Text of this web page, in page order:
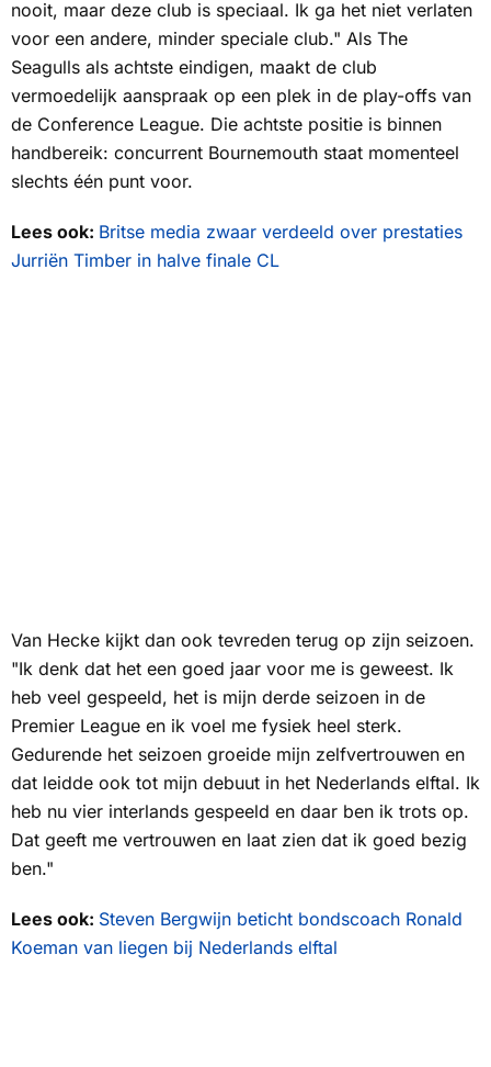
nooit, maar deze club is speciaal. Ik ga het niet verlaten
voor een andere, minder speciale club." Als The
Seagulls als achtste eindigen, maakt de club
vermoedelijk aanspraak op een plek in de play-offs van
de Conference League. Die achtste positie is binnen
handbereik: concurrent Bournemouth staat momenteel
slechts één punt voor.
Lees ook: Britse media zwaar verdeeld over prestaties
Jurriën Timber in halve finale CL
Van Hecke kijkt dan ook tevreden terug op zijn seizoen.
"Ik denk dat het een goed jaar voor me is geweest. Ik
heb veel gespeeld, het is mijn derde seizoen in de
Premier League en ik voel me fysiek heel sterk.
Gedurende het seizoen groeide mijn zelfvertrouwen en
dat leidde ook tot mijn debuut in het Nederlands elftal. Ik
heb nu vier interlands gespeeld en daar ben ik trots op.
Dat geeft me vertrouwen en laat zien dat ik goed bezig
ben."
Lees ook: Steven Bergwijn beticht bondscoach Ronald
Koeman van liegen bij Nederlands elftal